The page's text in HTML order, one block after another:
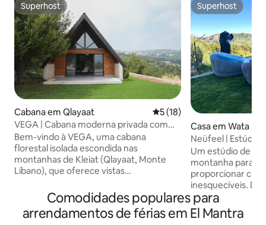
Superhost
Superhost
Cabana em Qlayaat Classificação média de 5
5 (18)
VEGA | Cabana moderna privada com
vistas panorâmicas
Bem-vindo à VEGA, uma cabana
florestal isolada escondida nas
montanhas de Kleiat (Qlayaat, Monte
Líbano), que oferece vistas
Cuidadosamente concebido para
manhãs lentas e noites acolhedoras, o
Vega fica a apenas 3 minutos da rua
Superhost
Superhost
Casa em Wata El
Neüfeel | Estúdio
vistas
Um estúdio de
montanha para
proporcionar
inesquecíveis.
espaço interior e
100% privado
Comodidades populares para
arrendamentos de férias em El Mantra